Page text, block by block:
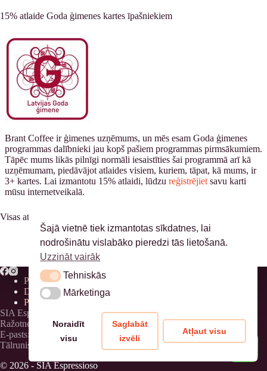
15% atlaide Goda ģimenes kartes īpašniekiem
Brant Coffee ir ģimenes uzņēmums, un mēs esam Goda ģimenes
programmas dalībnieki jau kopš pašiem programmas pirmsākumiem.
Tāpēc mums likās pilnīgi normāli iesaistīties šai programmā arī kā
uzņēmumam, piedāvājot atlaides visiem, kuriem, tāpat, kā mums, ir
3+ kartes. Lai izmantotu 15% atlaidi, lūdzu reģistrējiet savu karti
mūsu internetveikalā.
Visas atlaides tiek piemērotas tikai mūsu grauzdētajai kafijai.
Privātuma politika
Distances līgums
Piegāde
SIA Espressioso, 40203311177
Ražotnes adrese: Birznieku iela 8, Birznieki, Ādažu novads
E-pasts: info@brantcoffee.com
Tālrunis: +371 28621846
© 2026 - SIA Espressioso
Šajā vietnē tiek izmantotas sīkdatnes, lai
nodrošinātu vislabāko pieredzi tās lietošanā.
Uzzināt vairāk
TehniskāsTehniskās
MārketingaMārketinga
Noraidīt
visu
Saglabāt
izvēli
Atļaut visu